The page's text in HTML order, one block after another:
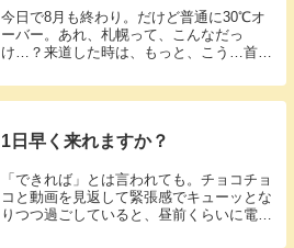
今日で8月も終わり。だけど普通に30℃オ
ーバー。あれ、札幌って、こんなだっ
け…？来道した時は、もっと、こう…首を
1日早く来れますか？
「できれば」とは言われても。チョコチョ
コと動画を見返して緊張感でキューッとな
りつつ過ごしていると、昼前くらいに電話